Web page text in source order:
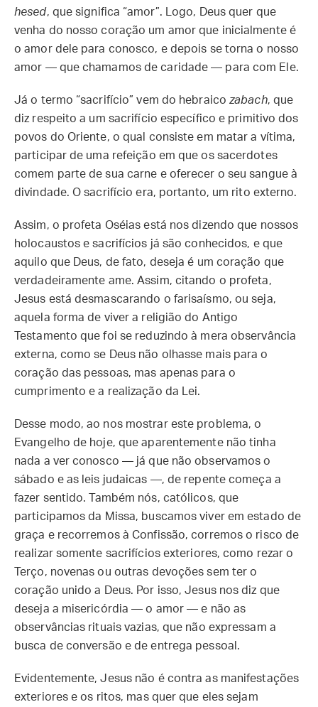
hesed, que significa “amor”. Logo, Deus quer que
venha do nosso coração um amor que inicialmente é
o amor dele para conosco, e depois se torna o nosso
amor — que chamamos de caridade — para com Ele.
Já o termo “sacrifício” vem do hebraico zabach, que
diz respeito a um sacrifício específico e primitivo dos
povos do Oriente, o qual consiste em matar a vítima,
participar de uma refeição em que os sacerdotes
comem parte de sua carne e oferecer o seu sangue à
divindade. O sacrifício era, portanto, um rito externo.
Assim, o profeta Oséias está nos dizendo que nossos
holocaustos e sacrifícios já são conhecidos, e que
aquilo que Deus, de fato, deseja é um coração que
verdadeiramente ame. Assim, citando o profeta,
Jesus está desmascarando o farisaísmo, ou seja,
aquela forma de viver a religião do Antigo
Testamento que foi se reduzindo à mera observância
externa, como se Deus não olhasse mais para o
coração das pessoas, mas apenas para o
cumprimento e a realização da Lei.
Desse modo, ao nos mostrar este problema, o
Evangelho de hoje, que aparentemente não tinha
nada a ver conosco — já que não observamos o
sábado e as leis judaicas —, de repente começa a
fazer sentido. Também nós, católicos, que
participamos da Missa, buscamos viver em estado de
graça e recorremos à Confissão, corremos o risco de
realizar somente sacrifícios exteriores, como rezar o
Terço, novenas ou outras devoções sem ter o
coração unido a Deus. Por isso, Jesus nos diz que
deseja a misericórdia — o amor — e não as
observâncias rituais vazias, que não expressam a
busca de conversão e de entrega pessoal.
Evidentemente, Jesus não é contra as manifestações
exteriores e os ritos, mas quer que eles sejam